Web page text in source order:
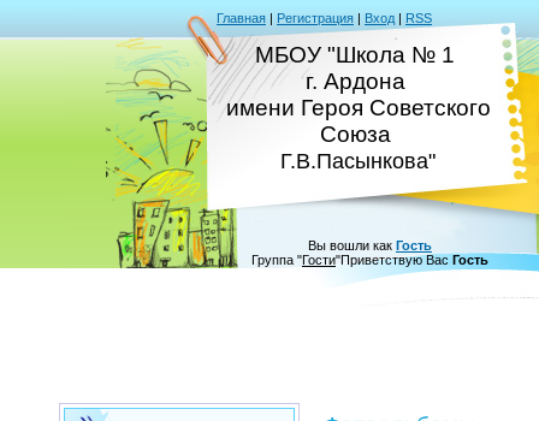
Главная | Регистрация | Вход | RSS
МБОУ "Школа № 1
г. Ардона
имени Героя Советского
Союза
Г.В.Пасынкова"
Вы вошли как Гость
Группа "Гости"Приветствую Вас Гость